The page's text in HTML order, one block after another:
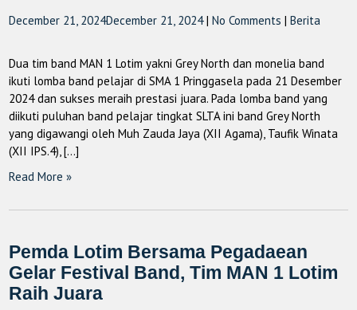
December 21, 2024December 21, 2024 |No Comments |Berita
Dua tim band MAN 1 Lotim yakni Grey North dan monelia band
ikuti lomba band pelajar di SMA 1 Pringgasela pada 21 Desember
2024 dan sukses meraih prestasi juara. Pada lomba band yang
diikuti puluhan band pelajar tingkat SLTA ini band Grey North
yang digawangi oleh Muh Zauda Jaya (XII Agama), Taufik Winata
(XII IPS.4), […]
Read More »
Pemda Lotim Bersama Pegadaean
Gelar Festival Band, Tim MAN 1 Lotim
Raih Juara